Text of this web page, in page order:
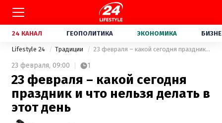
24 КАНАЛ ГЕОПОЛИТИКА ЭКОНОМИКА
Lifestyle 24 Традиции 23 февраля – какой сегодня праздник и что нельзя делать в этот день
23 февраля, 09:00 1
23 февраля – какой сегодня
праздник и что нельзя делать в
этот день